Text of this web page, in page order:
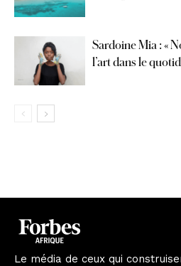
Sardoine Mia : «
l’art dans le
Le média de ceux qui